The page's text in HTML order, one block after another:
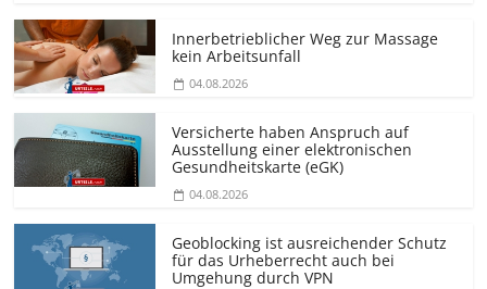
Innerbetrieblicher Weg zur Massage
kein Arbeitsunfall
04.08.2026
Versicherte haben Anspruch auf
Ausstellung einer elektronischen
Gesundheitskarte (eGK)
04.08.2026
Geoblocking ist ausreichender Schutz
für das Urheberrecht auch bei
Umgehung durch VPN